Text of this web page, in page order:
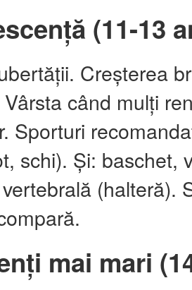
(11-13
Creșterea
când mulți
Sporturi
schi). Și: baschet,
(halteră).
mai mari